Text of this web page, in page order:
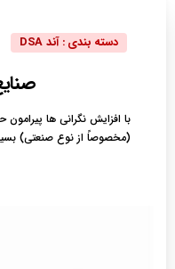
دسته بندی : آند DSA
با افزایش نگرانی ها
(مخصوصاً از نوع صنعتی)